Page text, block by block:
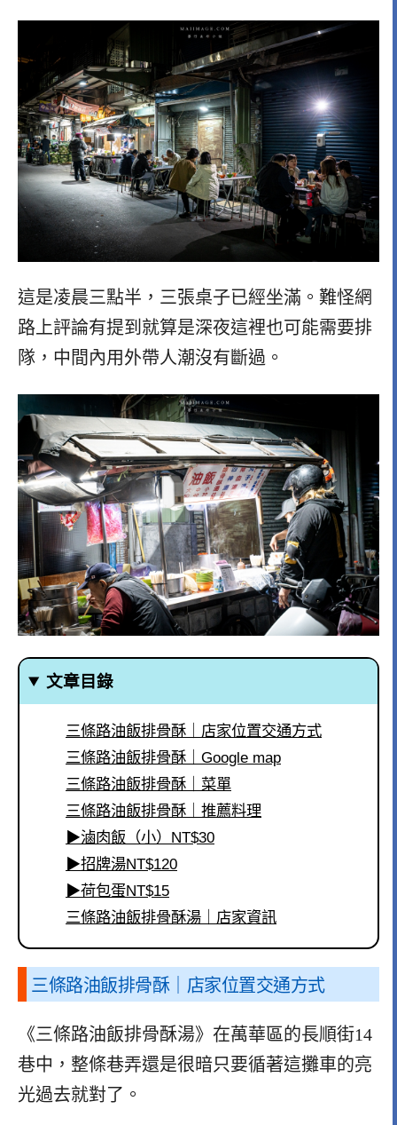
這是凌晨三點半，三張桌子已經坐滿。難怪網
路上評論有提到就算是深夜這裡也可能需要排
隊，中間內用外帶人潮沒有斷過。
文章目錄
三條路油飯排骨酥｜店家位置交通方式
三條路油飯排骨酥｜Google map
三條路油飯排骨酥｜菜單
三條路油飯排骨酥｜推薦料理
▶滷肉飯（小）NT$30
▶招牌湯NT$120
▶荷包蛋NT$15
三條路油飯排骨酥湯｜店家資訊
三條路油飯排骨酥｜店家位置交通方式
《三條路油飯排骨酥湯》在萬華區的長順街14
巷中，整條巷弄還是很暗只要循著這攤車的亮
光過去就對了。